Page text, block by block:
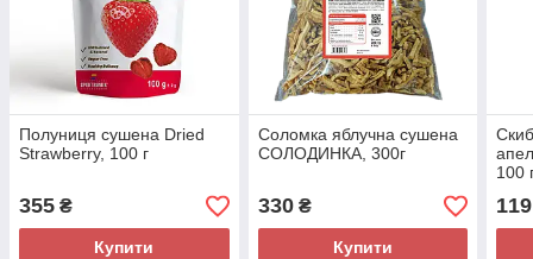
Полуниця сушена Dried
Strawberry, 100 г
355 ₴
Купити
Соломка яблучна сушена
СОЛОДИНКА, 300г
330₴
Купити
100
119